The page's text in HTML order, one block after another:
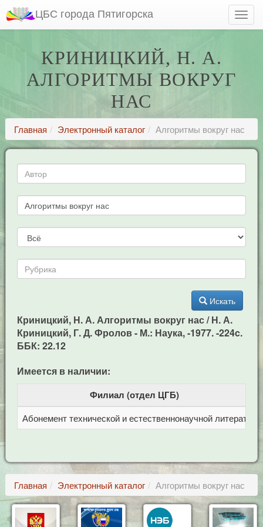
ЦБС города Пятигорска
КРИНИЦКИЙ, Н. А.
АЛГОРИТМЫ ВОКРУГ
НАС
Главная Электронный каталог Алгоритмы вокруг нас
Искать
Криницкий, Н. А. Алгоритмы вокруг нас / Н. А.
Криницкий, Г. Д. Фролов - М.: Наука, -1977. -224c.
ББК: 22.12
Имеется в наличии:
Филиал (отдел ЦГБ)
Абонемент технической и естественнонаучной литерат
Главная Электронный каталог Алгоритмы вокруг нас